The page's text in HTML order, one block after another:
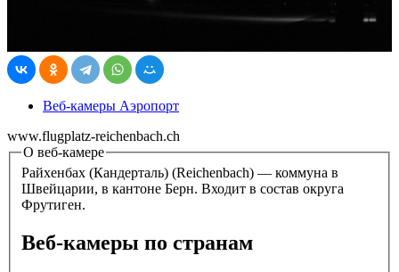
Веб-камеры Аэропорт
www.flugplatz-reichenbach.ch
О веб-камере
Райхенбах (Кандерталь) (Reichenbach) — коммуна в
Швейцарии, в кантоне Берн. Входит в состав округа
Фрутиген.
Веб-камеры по странам